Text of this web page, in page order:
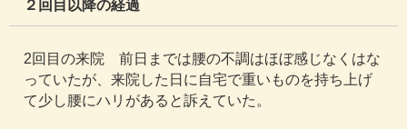
２回目以降の経過
2回目の来院 前日までは腰の不調はほぼ感じなくはな
っていたが、来院した日に自宅で重いものを持ち上げ
て少し腰にハリがあると訴えていた。